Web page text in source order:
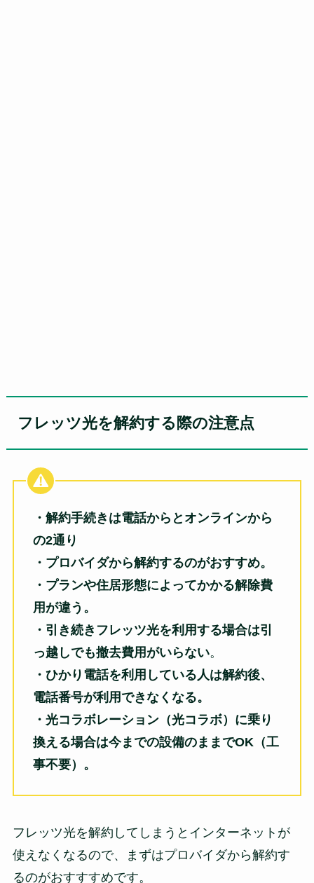
フレッツ光を解約する際の注意点
・解約手続きは電話からとオンラインから
の2通り
・プロバイダから解約するのがおすすめ。
・プランや住居形態によってかかる解除費
用が違う。
・引き続きフレッツ光を利用する場合は引
っ越しでも撤去費用がいらない。
・ひかり電話を利用している人は解約後、
電話番号が利用できなくなる。
・光コラボレーション（光コラボ）に乗り
換える場合は今までの設備のままでOK（工
事不要）。
フレッツ光を解約してしまうとインターネットが
使えなくなるので、まずはプロバイダから解約す
るのがおすすすめです。